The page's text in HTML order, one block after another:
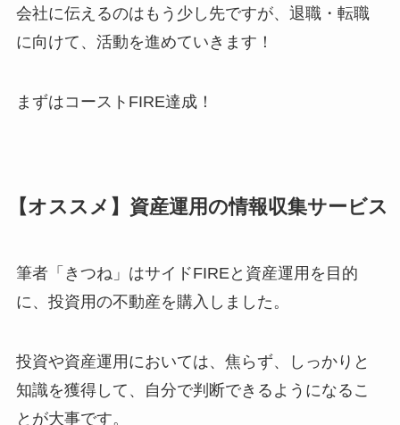
会社に伝えるのはもう少し先ですが、退職・転職
に向けて、活動を進めていきます！
まずはコーストFIRE達成！
【オススメ】資産運用の情報収集サービス
筆者「きつね」はサイドFIREと資産運用を目的
に、投資用の不動産を購入しました。
投資や資産運用においては、焦らず、しっかりと
知識を獲得して、自分で判断できるようになるこ
とが大事です。